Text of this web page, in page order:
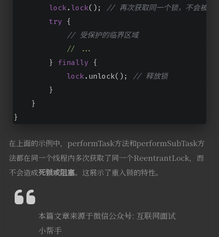
lock. lock(); // 再次获取同一个锁，不会被阻
try {
// 受保护的临界区域
//
...
        }
finally {
lock.unlock(); // 释放锁
        }
    }
}
在上面的示例中，performTask方法和performSubTask方
法都在同一个线程内多次获取了同一个ReentrantLock，而
不会造成死锁或阻塞。这展示了重入锁的特性。
本篇文章来源于微信公众号: 互联网面试
小帮手